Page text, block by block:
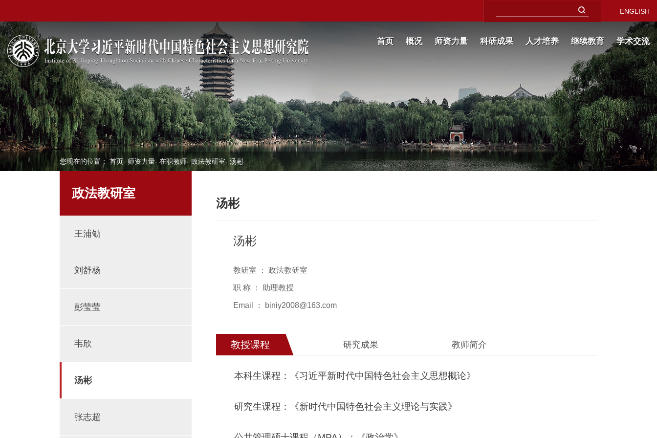
ENGLISH
首页 概况 师资力量 科研成果 人才培养 继续教育 学术交流
您现在的位置： 首页- 师资力量- 在职教师-政法教研室- 汤彬
政法教研室
王浦劬
刘舒杨
彭莹莹
韦欣
汤彬
张志超
汤彬
汤彬
教研室 ： 政法教研室
职 称 ： 助理教授
Email ： biniy2008@163.com
教授课程 研究成果 教师简介
本科生课程：《习近平新时代中国特色社会主义思想概论》
研究生课程：《新时代中国特色社会主义理论与实践》